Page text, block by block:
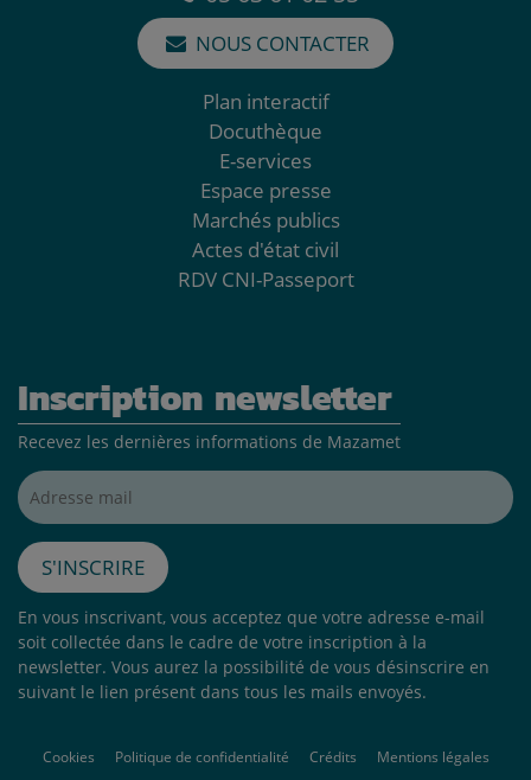
NOUS CONTACTER
Plan interactif
Docuthèque
E-services
Espace presse
Marchés publics
Actes d'état civil
RDV CNI-Passeport
Inscription newsletter
Recevez les dernières informations de Mazamet
Adresse mail*
S'inscrire
En vous inscrivant, vous acceptez que votre adresse e-mail
soit collectée dans le cadre de votre inscription à la
newsletter. Vous aurez la possibilité de vous désinscrire en
suivant le lien présent dans tous les mails envoyés.
Cookies Politique de confidentialité Crédits Mentions légales